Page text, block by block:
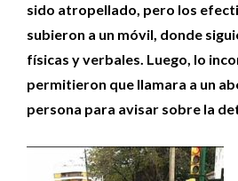
sido atropellado, pero los
subieron a un móvil, donde
físicas y verbales. Luego, lo
permitieron que llamara a un
persona para avisar sobre la